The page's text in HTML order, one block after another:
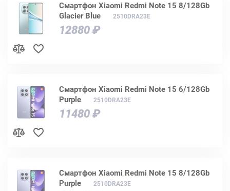
Смартфон Xiaomi Redmi Note 15 8/128Gb
Glacier Blue
2510DRA23E
12880 ₽
Смартфон Xiaomi Redmi Note 15 6/128Gb
Purple
2510DRA23E
11480 ₽
Смартфон Xiaomi Redmi Note 15 8/128Gb
Purple
2510DRA23E